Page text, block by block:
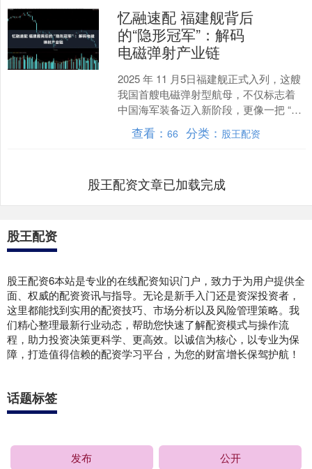
忆融速配 福建舰背后
的“隐形冠军”：解码
电磁弹射产业链
2025 年 11 月5日福建舰正式入列，这艘
我国首艘电磁弹射型航母，不仅标志着
中国海军装备迈入新阶段，更像一把 “钥
匙”，打开了背后一条涵盖核心技术、部
件制造....
查看：66 分类： 股王配资
股王配资文章已加载完成
股王配资
股王配资6本站是专业的在线配资知识门户，致力于为用户提供全
面、权威的配资资讯与指导。无论是新手入门还是资深投资者，
这里都能找到实用的配资技巧、市场分析以及风险管理策略。我
们精心整理最新行业动态，帮助您快速了解配资模式与操作流
程，助力投资决策更科学、更高效。以诚信为核心，以专业为保
障，打造值得信赖的配资学习平台，为您的财富增长保驾护航！
话题标签
发布 公开